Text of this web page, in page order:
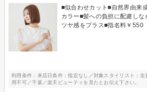
■似合わせカット■自然界由来
カラー■髪への負担に配慮しな
ツヤ感をプラス■指名料￥550
利用条件：来店日条件：指定なし／対象スタイリスト：
用不可／千葉／楽天ビューティを見たとお伝え下さい。